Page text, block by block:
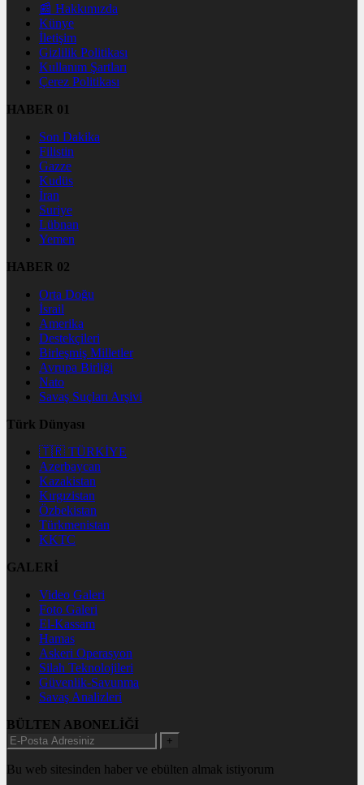
📰 Hakkımızda
Künye
İletişim
Gizlilik Politikası
Kullanım Şartları
Çerez Politikası
HABER 01
Son Dakika
Filistin
Gazze
Kudüs
İran
Suriye
Lübnan
Yemen
HABER 02
Orta Doğu
İsrail
Amerika
Destekçileri
Birleşmiş Milletler
Avrupa Birliği
Nato
Savaş Suçları Arşivi
Türk Dünyası
🇹🇷 TÜRKİYE
Azerbaycan
Kazakistan
Kırgızistan
Özbekistan
Türkmenistan
KKTC
GALERİ
Video Galeri
Foto Galeri
El-Kassam
Hamas
Askeri Operasyon
Silah Teknolojileri
Güvenlik-Savunma
Savaş Analizleri
BÜLTEN ABONELİĞİ
+
Bu web sitesinden haber ve ebülten almak istiyorum